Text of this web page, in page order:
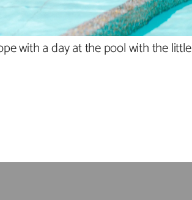
with a day at the pool with the little